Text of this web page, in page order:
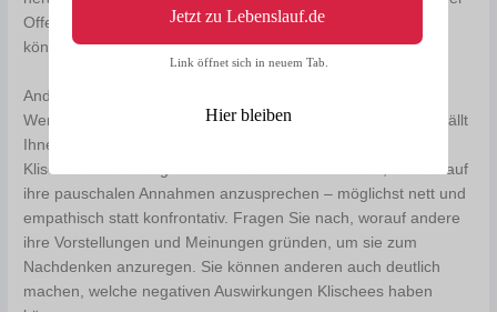
Offenheit hemmen und zu vorschnellen Schlüssen führen
könnten.
Andere auf ihr Klischeedenken ansprechen
Wenn Sie darauf achten, Klischees als solche zu erkennen, fällt
Ihnen womöglich auf, wenn andere Menschen zu
Klischeedenken neigen. Dann kann es sinnvoll sein, andere auf
ihre pauschalen Annahmen anzusprechen – möglichst nett und
empathisch statt konfrontativ. Fragen Sie nach, worauf andere
ihre Vorstellungen und Meinungen gründen, um sie zum
Nachdenken anzuregen. Sie können anderen auch deutlich
machen, welche negativen Auswirkungen Klischees haben
Link öffnet sich in neuem Tab.
Hier bleiben
Jetzt zu Lebenslauf.de